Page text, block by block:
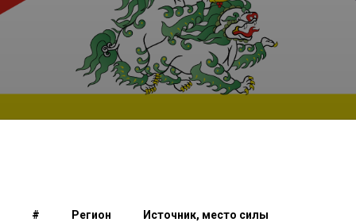
# Регион Источник, место силы